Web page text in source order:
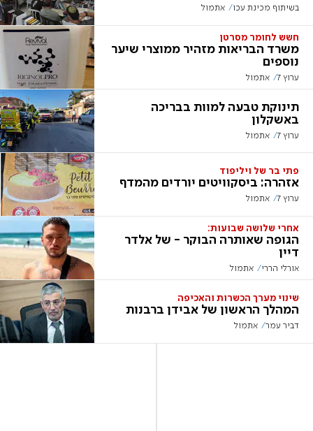
בשיתוף מכינת עכו אתמול
חשש לחומר מסרטן
משרד הבריאות מזהיר ממוצרי שיער
נוספים
ערוץ 7 אתמול
תינוקת טבעה למוות בבריכה
באשקלון
ערוץ 7 אתמול
פתי בר של ויליפוד
אזהרה: ביסקוויטים יורדים מהמדף
ערוץ 7 אתמול
אחרי שלושה שבועות:
הגופה שאותרה הבוקר - של אלדר
דיין
אורלי הררי אתמול
שינוי מערך הכשרות והאכיפה
המהלך הראשון של אבידן ברבנות
דביר עמר אתמול